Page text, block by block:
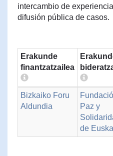
intercambio de
difusión pública de casos.
Erakunde
finantzatzailea
Bizkaiko Foru
Aldundia
Paz y
de